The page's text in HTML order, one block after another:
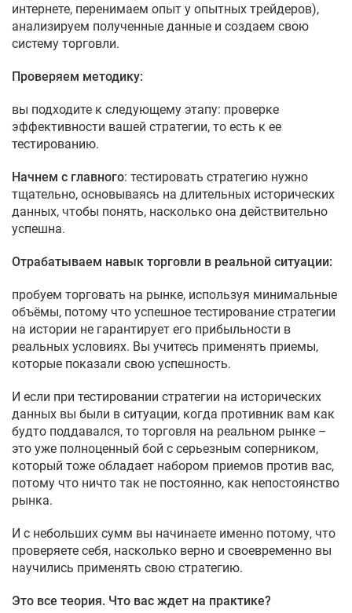
интернете, перенимаем опыт у опытных трейдеров),
анализируем полученные данные и создаем свою
систему торговли.
Проверяем методику:
вы подходите к следующему этапу: проверке
эффективности вашей стратегии, то есть к ее
тестированию.
Начнем с главного: тестировать стратегию нужно
тщательно, основываясь на длительных исторических
данных, чтобы понять, насколько она действительно
успешна.
Отрабатываем навык торговли в реальной ситуации:
пробуем торговать на рынке, используя минимальные
объёмы, потому что успешное тестирование стратегии
на истории не гарантирует его прибыльности в
реальных условиях. Вы учитесь применять приемы,
которые показали свою успешность.
И если при тестировании стратегии на исторических
данных вы были в ситуации, когда противник вам как
будто поддавался, то торговля на реальном рынке –
это уже полноценный бой с серьезным соперником,
который тоже обладает набором приемов против вас,
потому что ничто так не постоянно, как непостоянство
рынка.
И с небольших сумм вы начинаете именно потому, что
проверяете себя, насколько верно и своевременно вы
научились применять свою стратегию.
Это все теория. Что вас ждет на практике?